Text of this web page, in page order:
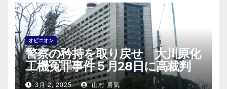
オピニオン
警察の矜持を取り戻せ 大川原化
工機冤罪事件５月28日に高裁判
決！
3月 2, 2025 山村 勇気